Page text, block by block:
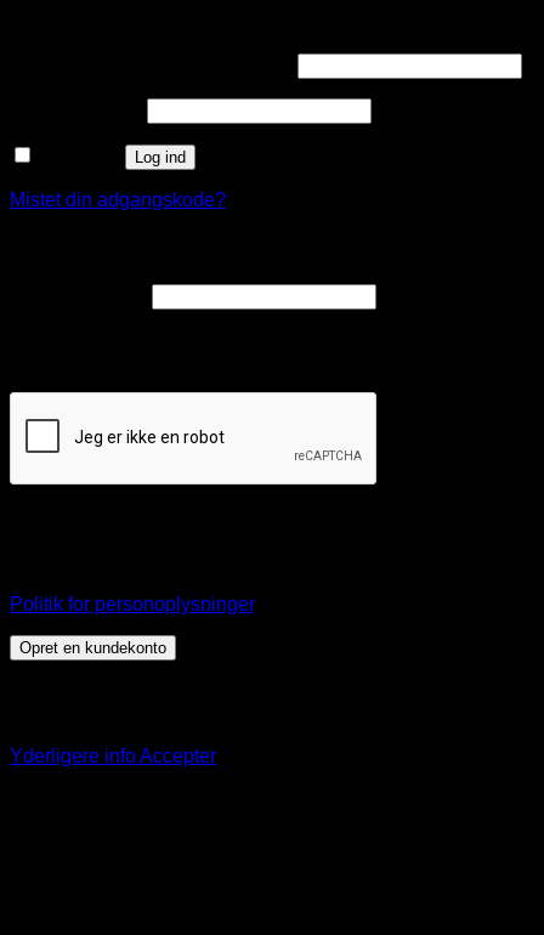
Log ind
Mistet din adgangskode?
Politik for personoplysninger.
Opret en kundekonto
Yderligere infoAccepter